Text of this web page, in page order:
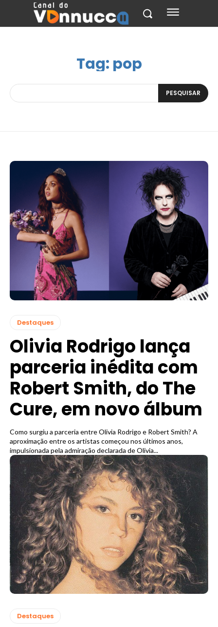
Tag: pop
PESQUISAR
Destaques
Olivia Rodrigo lança
parceria inédita com
Robert Smith, do The
Cure, em novo álbum
Como surgiu a parceria entre Olivia Rodrigo e Robert Smith? A
aproximação entre os artistas começou nos últimos anos,
impulsionada pela admiração declarada de Olivia...
Destaques